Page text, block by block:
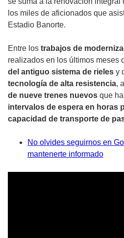
los miles de aficionados que
Estadio Banorte.
Entre los trabajos de
realizados en los últimos meses
del antiguo sistema de rieles y
tecnología de alta resistencia,
de nueve trenes nuevos que
intervalos de espera en horas
capacidad de transporte de
No olvides seguirnos en
mantenerte informado